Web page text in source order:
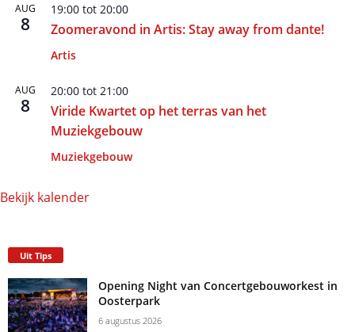
AUG
8
19:00 tot 20:00
Zoomeravond in Artis: Stay away from dante!
Artis
AUG
8
20:00 tot 21:00
Viride Kwartet op het terras van het
Muziekgebouw
Muziekgebouw
Bekijk kalender
Uit Tips
Opening Night van Concertgebouworkest in
Oosterpark
6 augustus 2026